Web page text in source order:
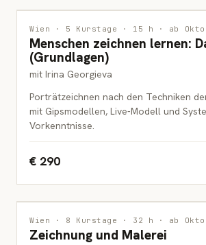
ZEICHNUNG
ERWACHSENE
Wien · 5 Kurstage · 15 h · ab
Menschen zeichnen lernen:
(Grundlagen)
mit Irina Georgieva
Porträtzeichnen nach den Techniken
mit Gipsmodellen, Live-Modell und
Vorkenntnisse.
€ 290
MALEREI
ERWACHSENE
Wien · 8 Kurstage · 32 h · ab
Zeichnung und Malerei